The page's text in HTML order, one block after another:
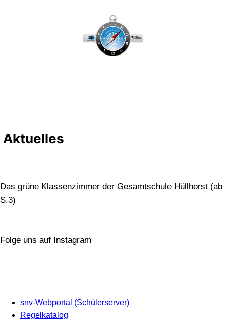
Aktuelles
Das grüne Klassenzimmer der Gesamtschule Hüllhorst (ab
S.3)
Folge uns auf Instagram
snv-Webportal (Schülerserver)
Regelkatalog